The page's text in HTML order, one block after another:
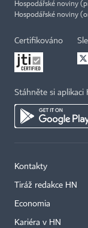
Hospodářské noviny
Hospodářské noviny
Certifikováno
Stáhněte si aplikaci
Kontakty
Tiráž redakce HN
Economia
Kariéra v HN